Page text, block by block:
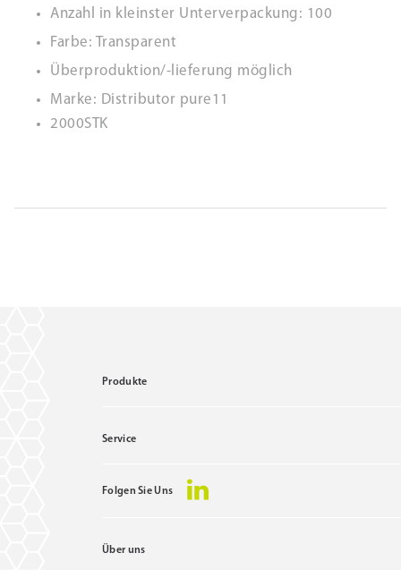
Anzahl in kleinster Unterverpackung: 100
Farbe: Transparent
Überproduktion/-lieferung möglich
Marke: Distributor pure11
2000STK
Produkte
Service
Folgen Sie Uns
Über uns